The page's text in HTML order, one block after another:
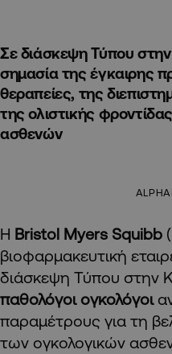
Σε διάσκεψη Τύπου
σημασία της έγκαιρης
θεραπείες, της
της ολιστικής
ασθενών
Η Bristol Myers Squibb
βιοφαρμακευτική
διάσκεψη Τύπου στην
παθολόγοι ογκολόγοι
παραμέτρους για τη
των ογκολογικών